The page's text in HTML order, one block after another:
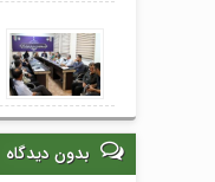
بدون دیدگاه